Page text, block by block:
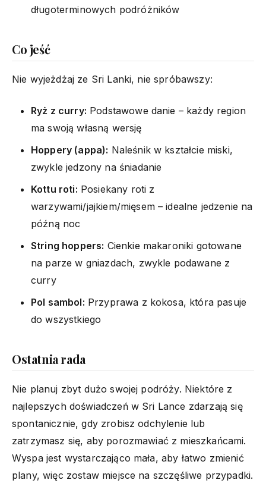
długoterminowych podróżników
Co jeść
Nie wyjeżdżaj ze Sri Lanki, nie spróbawszy:
Ryż z curry: Podstawowe danie – każdy region
ma swoją własną wersję
Hoppery (appa): Naleśnik w kształcie miski,
zwykle jedzony na śniadanie
Kottu roti: Posiekany roti z
warzywami/jajkiem/mięsem – idealne jedzenie na
późną noc
String hoppers: Cienkie makaroniki gotowane
na parze w gniazdach, zwykle podawane z
curry
Pol sambol: Przyprawa z kokosa, która pasuje
do wszystkiego
Ostatnia rada
Nie planuj zbyt dużo swojej podróży. Niektóre z
najlepszych doświadczeń w Sri Lance zdarzają się
spontanicznie, gdy zrobisz odchylenie lub
zatrzymasz się, aby porozmawiać z mieszkańcami.
Wyspa jest wystarczająco mała, aby łatwo zmienić
plany, więc zostaw miejsce na szczęśliwe przypadki.